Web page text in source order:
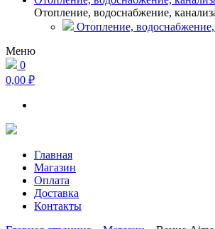
Отопление, водоснабжение,
Отопление,
Меню
0
0,00 ₽
Главная
Магазин
Оплата
Доставка
Контакты